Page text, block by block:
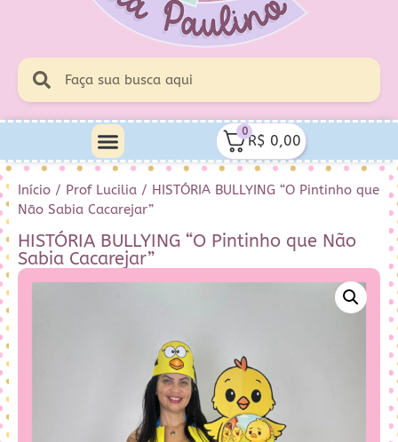
0
R$ 0,00
Início / Prof Lucilia / HISTÓRIA BULLYING “O Pintinho que
Não Sabia Cacarejar”
HISTÓRIA BULLYING “O Pintinho que Não
Sabia Cacarejar”